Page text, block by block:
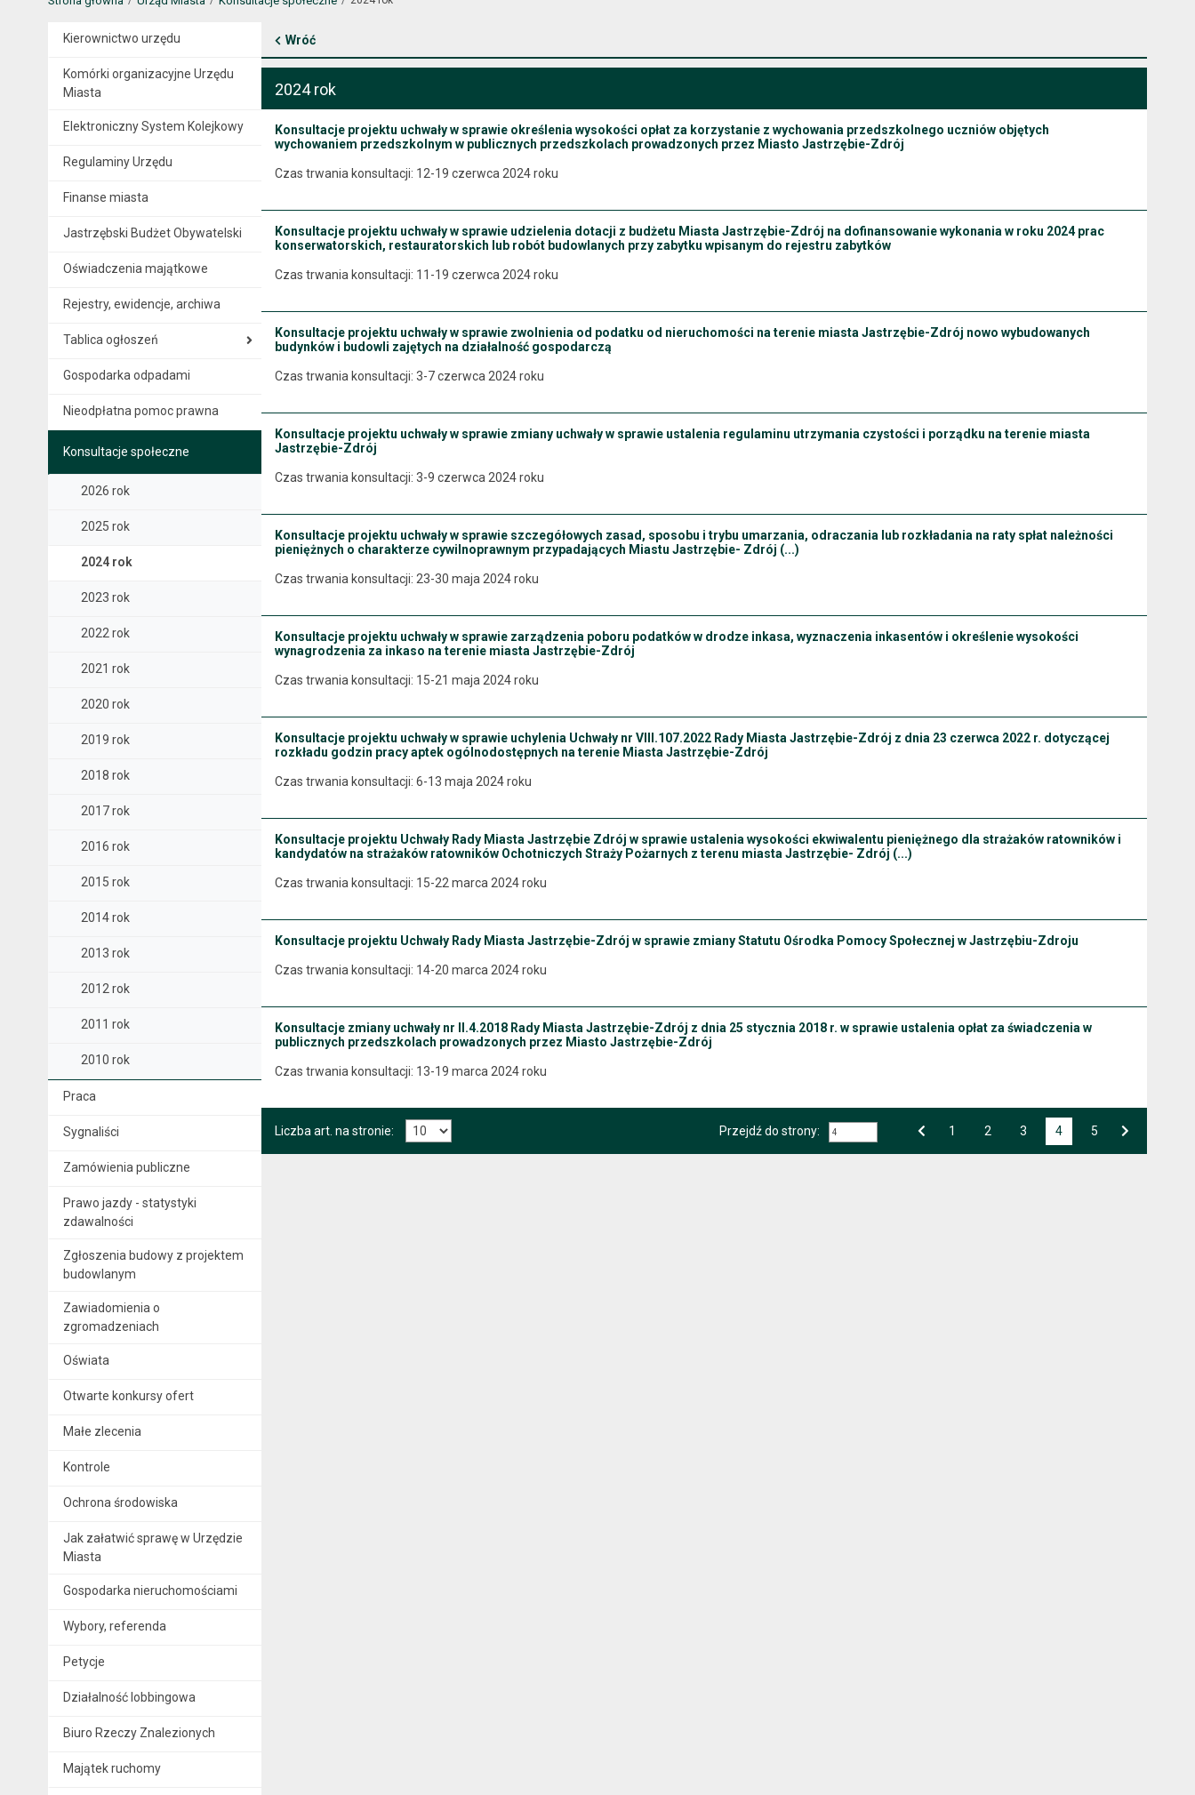
Kierownictwo urzędu
Komórki organizacyjne Urzędu
Miasta
Elektroniczny System Kolejkowy
Regulaminy Urzędu
Finanse miasta
Jastrzębski Budżet Obywatelski
Oświadczenia majątkowe
Rejestry, ewidencje, archiwa
Tablica ogłoszeń
Gospodarka odpadami
Nieodpłatna pomoc prawna
Konsultacje społeczne
2026 rok
2025 rok
2024 rok
2023 rok
2022 rok
2021 rok
2020 rok
2019 rok
2018 rok
2017 rok
2016 rok
2015 rok
2014 rok
2013 rok
2012 rok
2011 rok
2010 rok
Praca
Sygnaliści
Zamówienia publiczne
Prawo jazdy - statystyki
zdawalności
Zgłoszenia budowy z projektem
budowlanym
Zawiadomienia o
zgromadzeniach
Oświata
Otwarte konkursy ofert
Małe zlecenia
Kontrole
Ochrona środowiska
Jak załatwić sprawę w Urzędzie
Miasta
Gospodarka nieruchomościami
Wybory, referenda
Petycje
Działalność lobbingowa
Biuro Rzeczy Znalezionych
Majątek ruchomy
Wróć
2024 rok
Konsultacje projektu uchwały w sprawie określenia wysokości opłat za korzystanie z wychowania przedszkolnego uczniów objętych
wychowaniem przedszkolnym w publicznych przedszkolach prowadzonych przez Miasto Jastrzębie-Zdrój
Czas trwania konsultacji: 12-19 czerwca 2024 roku
Konsultacje projektu uchwały w sprawie udzielenia dotacji z budżetu Miasta Jastrzębie-Zdrój na dofinansowanie wykonania w roku 2024 prac
konserwatorskich, restauratorskich lub robót budowlanych przy zabytku wpisanym do rejestru zabytków
Czas trwania konsultacji: 11-19 czerwca 2024 roku
Konsultacje projektu uchwały w sprawie zwolnienia od podatku od nieruchomości na terenie miasta Jastrzębie-Zdrój nowo wybudowanych
budynków i budowli zajętych na działalność gospodarczą
Czas trwania konsultacji: 3-7 czerwca 2024 roku
Konsultacje projektu uchwały w sprawie zmiany uchwały w sprawie ustalenia regulaminu utrzymania czystości i porządku na terenie miasta
Jastrzębie-Zdrój
Czas trwania konsultacji: 3-9 czerwca 2024 roku
Konsultacje projektu uchwały w sprawie szczegółowych zasad, sposobu i trybu umarzania, odraczania lub rozkładania na raty spłat należności
pieniężnych o charakterze cywilnoprawnym przypadających Miastu Jastrzębie- Zdrój (...)
Czas trwania konsultacji: 23-30 maja 2024 roku
Konsultacje projektu uchwały w sprawie zarządzenia poboru podatków w drodze inkasa, wyznaczenia inkasentów i określenie wysokości
wynagrodzenia za inkaso na terenie miasta Jastrzębie-Zdrój
Czas trwania konsultacji: 15-21 maja 2024 roku
Konsultacje projektu uchwały w sprawie uchylenia Uchwały nr VIII.107.2022 Rady Miasta Jastrzębie-Zdrój z dnia 23 czerwca 2022 r. dotyczącej
rozkładu godzin pracy aptek ogólnodostępnych na terenie Miasta Jastrzębie-Zdrój
Czas trwania konsultacji: 6-13 maja 2024 roku
Konsultacje projektu Uchwały Rady Miasta Jastrzębie Zdrój w sprawie ustalenia wysokości ekwiwalentu pieniężnego dla strażaków ratowników i
kandydatów na strażaków ratowników Ochotniczych Straży Pożarnych z terenu miasta Jastrzębie- Zdrój (...)
Czas trwania konsultacji: 15-22 marca 2024 roku
Konsultacje projektu Uchwały Rady Miasta Jastrzębie-Zdrój w sprawie zmiany Statutu Ośrodka Pomocy Społecznej w Jastrzębiu-Zdroju
Czas trwania konsultacji: 14-20 marca 2024 roku
Konsultacje zmiany uchwały nr II.4.2018 Rady Miasta Jastrzębie-Zdrój z dnia 25 stycznia 2018 r. w sprawie ustalenia opłat za świadczenia w
publicznych przedszkolach prowadzonych przez Miasto Jastrzębie-Zdrój
Czas trwania konsultacji: 13-19 marca 2024 roku
Liczba art. na stronie: Przejdź do strony: 1 2 3 4 5